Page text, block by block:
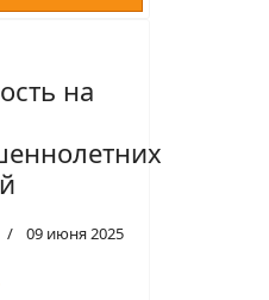
на
09 июня 2025